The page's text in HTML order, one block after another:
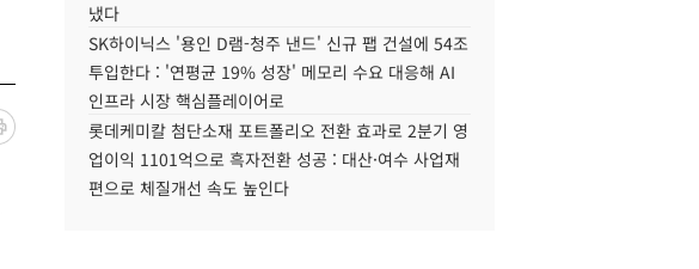
냈다
SK하이닉스 '용인 D램-청주 낸드' 신규 팹 건설에 54조
투입한다 : '연평균 19% 성장' 메모리 수요 대응해 AI
인프라 시장 핵심플레이어로
롯데케미칼 첨단소재 포트폴리오 전환 효과로 2분기 영
업이익 1101억으로 흑자전환 성공 : 대산·여수 사업재
편으로 체질개선 속도 높인다